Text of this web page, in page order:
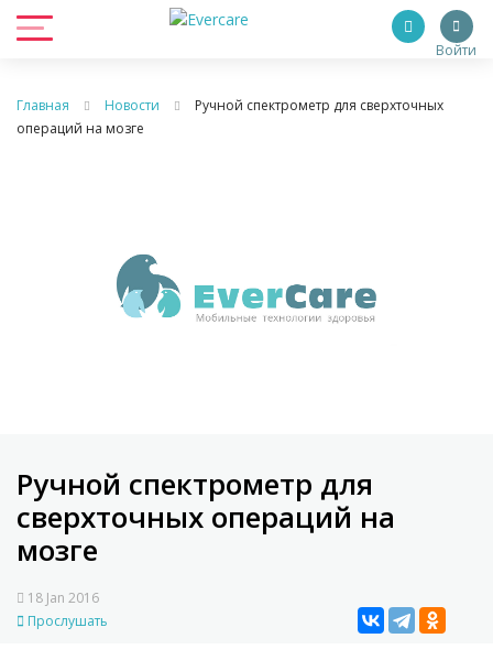
Войти
Главная Новости
Ручной спектрометр для сверхточных
операций на мозге
Ручной спектрометр для
сверхточных операций на
мозге
18 Jan 2016
Прослушать